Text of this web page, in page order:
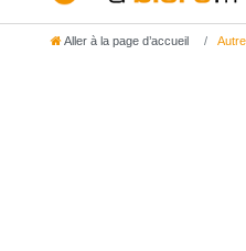
Aller à la page d’accueil Autre